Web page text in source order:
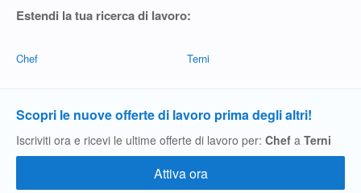
Estendi la tua ricerca di lavoro:
Chef Terni
Scopri le nuove offerte di lavoro prima degli altri!
Iscriviti ora e ricevi le ultime offerte di lavoro per: Chef a Terni